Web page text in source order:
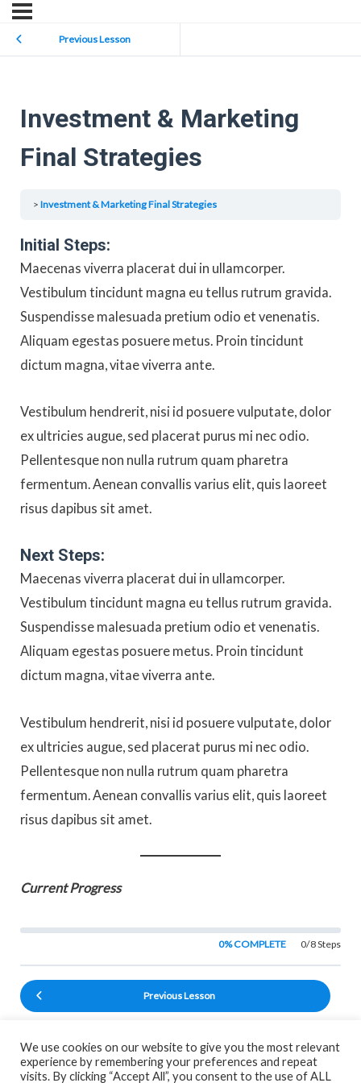
Previous Lesson
Investment & Marketing
Final Strategies
Investment & Marketing Final Strategies
Initial Steps:
Maecenas viverra placerat dui in ullamcorper.
Vestibulum tincidunt magna eu tellus rutrum gravida.
Suspendisse malesuada pretium odio et venenatis.
Aliquam egestas posuere metus. Proin tincidunt
dictum magna, vitae viverra ante.
Vestibulum hendrerit, nisi id posuere vulputate, dolor
ex ultricies augue, sed placerat purus mi nec odio.
Pellentesque non nulla rutrum quam pharetra
fermentum. Aenean convallis varius elit, quis laoreet
risus dapibus sit amet.
Next Steps:
Maecenas viverra placerat dui in ullamcorper.
Vestibulum tincidunt magna eu tellus rutrum gravida.
Suspendisse malesuada pretium odio et venenatis.
Aliquam egestas posuere metus. Proin tincidunt
dictum magna, vitae viverra ante.
Vestibulum hendrerit, nisi id posuere vulputate, dolor
ex ultricies augue, sed placerat purus mi nec odio.
Pellentesque non nulla rutrum quam pharetra
fermentum. Aenean convallis varius elit, quis laoreet
risus dapibus sit amet.
Current Progress
0% COMPLETE 0/8 Steps
Previous Lesson
Back to
We use cookies on our website to give you the most relevant
experience by remembering your preferences and repeat
visits. By clicking “Accept All”, you consent to the use of ALL